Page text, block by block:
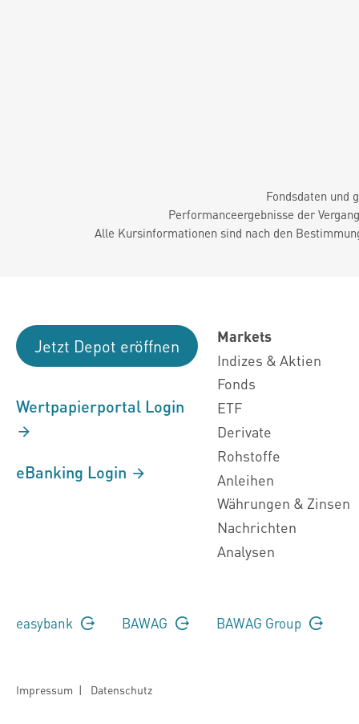
Fondsdaten und
Performanceergebnisse der
Alle Kursinformationen sind nach den
Jetzt Depot eröffnen
Wertpapierportal Login
eBanking Login
Markets
Indizes & Aktien
Fonds
ETF
Derivate
Rohstoffe
Anleihen
Währungen & Zinsen
Nachrichten
Analysen
easybank BAWAG BAWAG Group
Impressum | Datenschutz